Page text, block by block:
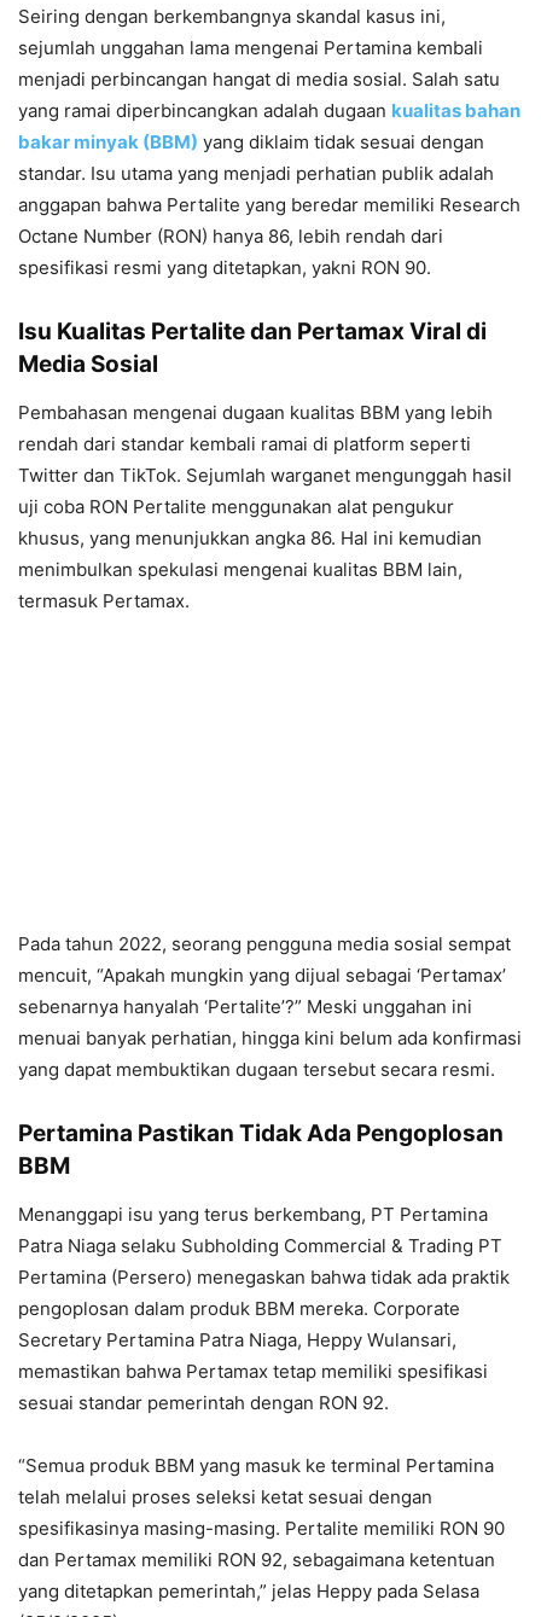
Seiring dengan berkembangnya skandal kasus ini,
sejumlah unggahan lama mengenai Pertamina kembali
menjadi perbincangan hangat di media sosial. Salah satu
yang ramai diperbincangkan adalah dugaan kualitas bahan
bakar minyak (BBM) yang diklaim tidak sesuai dengan
standar. Isu utama yang menjadi perhatian publik adalah
anggapan bahwa Pertalite yang beredar memiliki Research
Octane Number (RON) hanya 86, lebih rendah dari
spesifikasi resmi yang ditetapkan, yakni RON 90.
Isu Kualitas Pertalite dan Pertamax Viral di
Media Sosial
Pembahasan mengenai dugaan kualitas BBM yang lebih
rendah dari standar kembali ramai di platform seperti
Twitter dan TikTok. Sejumlah warganet mengunggah hasil
uji coba RON Pertalite menggunakan alat pengukur
khusus, yang menunjukkan angka 86. Hal ini kemudian
menimbulkan spekulasi mengenai kualitas BBM lain,
termasuk Pertamax.
Pada tahun 2022, seorang pengguna media sosial sempat
mencuit, “Apakah mungkin yang dijual sebagai ‘Pertamax’
sebenarnya hanyalah ‘Pertalite’?” Meski unggahan ini
menuai banyak perhatian, hingga kini belum ada konfirmasi
yang dapat membuktikan dugaan tersebut secara resmi.
Pertamina Pastikan Tidak Ada Pengoplosan
BBM
Menanggapi isu yang terus berkembang, PT Pertamina
Patra Niaga selaku Subholding Commercial & Trading PT
Pertamina (Persero) menegaskan bahwa tidak ada praktik
pengoplosan dalam produk BBM mereka. Corporate
Secretary Pertamina Patra Niaga, Heppy Wulansari,
memastikan bahwa Pertamax tetap memiliki spesifikasi
sesuai standar pemerintah dengan RON 92.
“Semua produk BBM yang masuk ke terminal Pertamina
telah melalui proses seleksi ketat sesuai dengan
spesifikasinya masing-masing. Pertalite memiliki RON 90
dan Pertamax memiliki RON 92, sebagaimana ketentuan
yang ditetapkan pemerintah,” jelas Heppy pada Selasa